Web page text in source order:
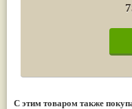
С этим товаром также